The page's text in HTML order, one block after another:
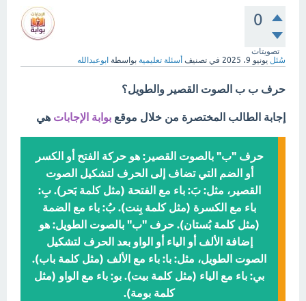
0
تصويتات
سُئل يونيو 9، 2025 في تصنيف أسئلة تعليمية بواسطة ابوعبدالله
حرف ب ب الصوت القصير والطويل؟
إجابة الطالب المختصرة من خلال موقع بوابة الإجابات هي
حرف "ب" بالصوت القصير: هو حركة الفتح أو الكسر
أو الضم التي تضاف إلى الحرف لتشكيل الصوت
القصير، مثل: بَ: باء مع الفتحة (مثل كلمة بَحر). بِ:
باء مع الكسرة (مثل كلمة بِنت). بُ: باء مع الضمة
(مثل كلمة بُستان). حرف "ب" بالصوت الطويل: هو
إضافة الألف أو الياء أو الواو بعد الحرف لتشكيل
الصوت الطويل، مثل: با: باء مع الألف (مثل كلمة باب).
بي: باء مع الياء (مثل كلمة بيت). بو: باء مع الواو (مثل
كلمة بومة).